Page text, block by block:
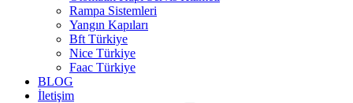
Rampa Sistemleri
Yangın Kapıları
Bft Türkiye
Nice Türkiye
Faac Türkiye
BLOG
İletişim